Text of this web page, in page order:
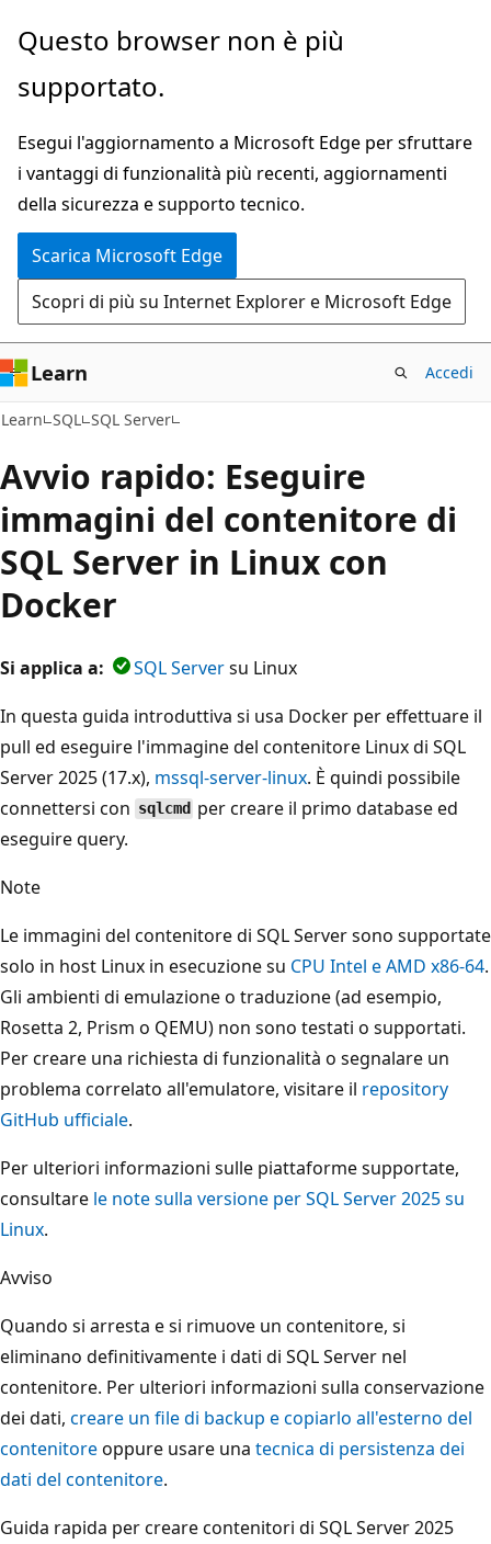
Ignora
passa
contenuto
principale
Questo browser non è più
supportato.
Esegui l'aggiornamento a Microsoft Edge per sfruttare
i vantaggi di funzionalità più recenti, aggiornamenti
della sicurezza e supporto tecnico.
Scarica Microsoft Edge
Scopri di più su Internet Explorer e Microsoft Edge
Learn Accedi
Learn SQL SQL Server
Avvio rapido: Eseguire
immagini del contenitore di
SQL Server in Linux con
Docker
Si applica a: SQL Serversu Linux
In questa guida introduttiva si usa Docker per effettuare il
pull ed eseguire l'immagine del contenitore Linux di SQL
Server 2025 (17.x), mssql-server-linux. È quindi possibile
connettersi con sqlcmd per creare il primo database ed
eseguire query.
Note
Le immagini del contenitore di SQL Server sono supportate
solo in host Linux in esecuzione su CPU Intel e AMD x86-64.
Gli ambienti di emulazione o traduzione (ad esempio,
Rosetta 2, Prism o QEMU) non sono testati o supportati.
Per creare una richiesta di funzionalità o segnalare un
problema correlato all'emulatore, visitare il repository
GitHub ufficiale.
Per ulteriori informazioni sulle piattaforme supportate,
consultare le note sulla versione per SQL Server 2025 su
Linux.
Avviso
Quando si arresta e si rimuove un contenitore, si
eliminano definitivamente i dati di SQL Server nel
contenitore. Per ulteriori informazioni sulla conservazione
dei dati, creare un file di backup e copiarlo all'esterno del
contenitoreoppure usare una tecnica di persistenza dei
dati del contenitore.
Guida rapida per creare contenitori di SQL Server 2025